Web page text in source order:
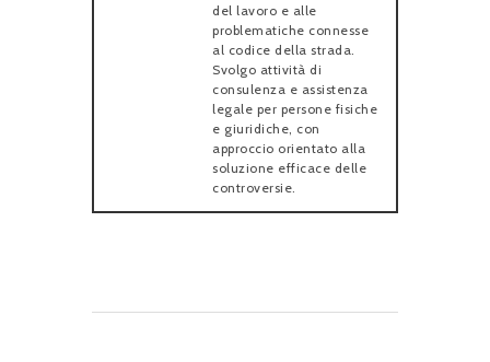
del lavoro e alle
problematiche connesse
al codice della strada.
Svolgo attività di
consulenza e assistenza
legale per persone fisiche
e giuridiche, con
approccio orientato alla
soluzione efficace delle
controversie.